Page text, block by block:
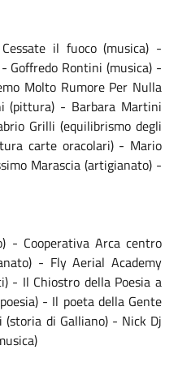
il fuoco (musica) -
Goffredo Rontini (musica) -
Molto Rumore Per Nulla
(pittura) - Barbara Martini
Grilli (equilibrismo degli
carte oracolari) - Mario
Marascia (artigianato) -
- Cooperativa Arca centro
- Fly Aerial Academy
- Il Chiostro della Poesia a
- Il poeta della Gente
(storia di Galliano) - Nick Dj